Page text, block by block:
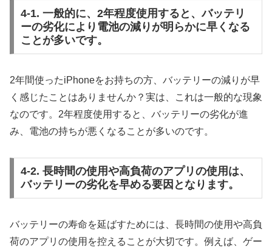
4-1. 一般的に、2年程度使用すると、バッテリ
ーの劣化により電池の減りが明らかに早くなる
ことが多いです。
2年間使ったiPhoneをお持ちの方、バッテリーの減りが早
く感じたことはありませんか？実は、これは一般的な現象
なのです。2年程度使用すると、バッテリーの劣化が進
み、電池の持ちが悪くなることが多いのです。
4-2. 長時間の使用や高負荷のアプリの使用は、
バッテリーの劣化を早める要因となります。
バッテリーの寿命を延ばすためには、長時間の使用や高負
荷のアプリの使用を控えることが大切です。例えば、ゲー